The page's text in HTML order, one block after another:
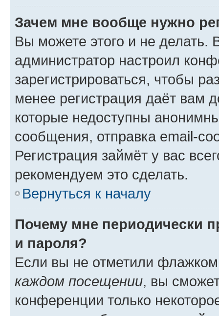
Зачем мне вообще нужно
Вы можете этого и не делать.
администратор настроил
зарегистрироваться, чтобы
менее регистрация даёт вам
которые недоступны
сообщения, отправка email-
Регистрация займёт у вас
рекомендуем это сделать.
Вернуться к началу
Почему мне периодически
и пароля?
Если вы не отметили
каждом посещении, вы
конференции только